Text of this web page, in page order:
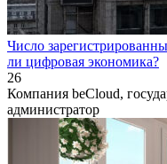
Число
ли цифровая экономика?
26
Компания beCloud,
администратор